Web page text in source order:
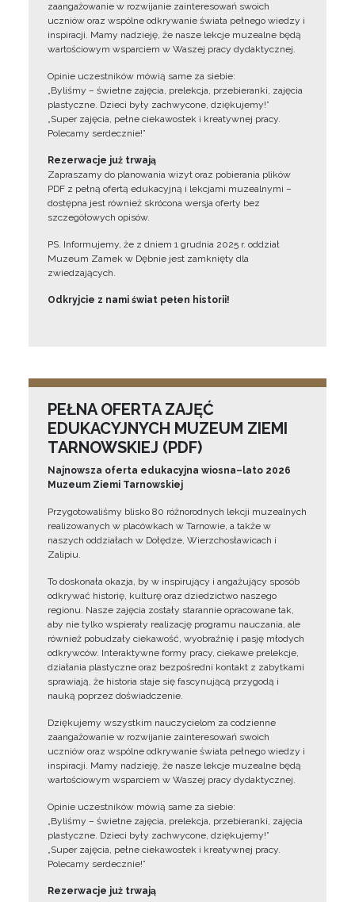
zaangażowanie w rozwijanie zainteresowań swoich
uczniów oraz wspólne odkrywanie świata pełnego wiedzy i
inspiracji. Mamy nadzieję, że nasze lekcje muzealne będą
wartościowym wsparciem w Waszej pracy dydaktycznej.
Opinie uczestników mówią same za siebie:
„Byliśmy – świetne zajęcia, prelekcja, przebieranki, zajęcia
plastyczne. Dzieci były zachwycone, dziękujemy!”
„Super zajęcia, pełne ciekawostek i kreatywnej pracy.
Polecamy serdecznie!”
Rezerwacje już trwają
Zapraszamy do planowania wizyt oraz pobierania plików
PDF z pełną ofertą edukacyjną i lekcjami muzealnymi –
dostępna jest również skrócona wersja oferty bez
szczegółowych opisów.
PS. Informujemy, że z dniem 1 grudnia 2025 r. oddział
Muzeum Zamek w Dębnie jest zamknięty dla
zwiedzających.
Odkryjcie z nami świat pełen historii!
PEŁNA OFERTA ZAJĘĆ
EDUKACYJNYCH MUZEUM ZIEMI
TARNOWSKIEJ (PDF)
Najnowsza oferta edukacyjna wiosna–lato 2026
Muzeum Ziemi Tarnowskiej
Przygotowaliśmy blisko 80 różnorodnych lekcji muzealnych
realizowanych w placówkach w Tarnowie, a także w
naszych oddziałach w Dołędze, Wierzchosławicach i
Zalipiu.
To doskonała okazja, by w inspirujący i angażujący sposób
odkrywać historię, kulturę oraz dziedzictwo naszego
regionu. Nasze zajęcia zostały starannie opracowane tak,
aby nie tylko wspierały realizację programu nauczania, ale
również pobudzały ciekawość, wyobraźnię i pasję młodych
odkrywców. Interaktywne formy pracy, ciekawe prelekcje,
działania plastyczne oraz bezpośredni kontakt z zabytkami
sprawiają, że historia staje się fascynującą przygodą i
nauką poprzez doświadczenie.
Dziękujemy wszystkim nauczycielom za codzienne
zaangażowanie w rozwijanie zainteresowań swoich
uczniów oraz wspólne odkrywanie świata pełnego wiedzy i
inspiracji. Mamy nadzieję, że nasze lekcje muzealne będą
wartościowym wsparciem w Waszej pracy dydaktycznej.
Opinie uczestników mówią same za siebie:
„Byliśmy – świetne zajęcia, prelekcja, przebieranki, zajęcia
plastyczne. Dzieci były zachwycone, dziękujemy!”
„Super zajęcia, pełne ciekawostek i kreatywnej pracy.
Polecamy serdecznie!”
Rezerwacje już trwają